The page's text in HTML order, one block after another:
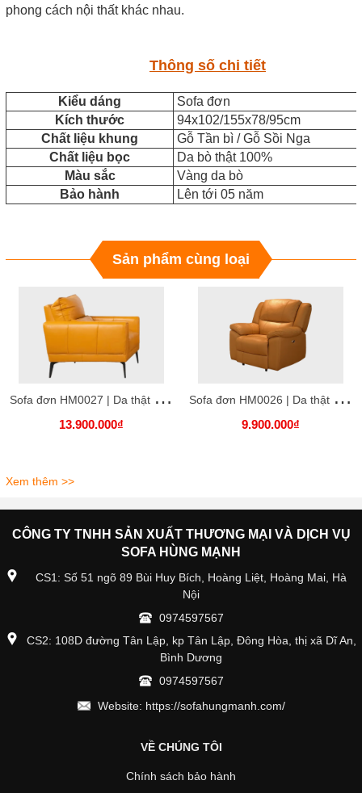
phong cách nội thất khác nhau.
Thông số chi tiết
Kiểu dáng
Sofa đơn
Kích thước
94x102/155x78/95cm
Chất liệu khung
Gỗ Tần bì / Gỗ Sồi Nga
Chất liệu bọc
Da bò thật 100%
Màu sắc
Vàng da bò
Bảo hành
Lên tới 05 năm
Sản phẩm cùng loại
S
ofa đơn HM0027 | Da thật 100% | Màu vàng da bò nhạt 89x96x89
13.900.000₫
S
ofa đơn HM0026 | Da thật 100% | Màu vàng da bò 98x90x103
9.900.000₫
Xem thêm >>
CÔNG TY TNHH SẢN XUẤT THƯƠNG MẠI VÀ DỊCH VỤ
SOFA HÙNG MẠNH
CS1: Số 51 ngõ 89 Bùi Huy Bích, Hoàng Liệt, Hoàng Mai, Hà
Nội
0974597567
CS2: 108D đường Tân Lập, kp Tân Lập, Đông Hòa, thị xã Dĩ An,
Bình Dương
0974597567
Website: https://sofahungmanh.com/
VỀ CHÚNG TÔI
Chính sách bảo hành